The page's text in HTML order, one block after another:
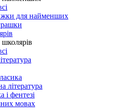
для найменших
література
і фентезі
мовах